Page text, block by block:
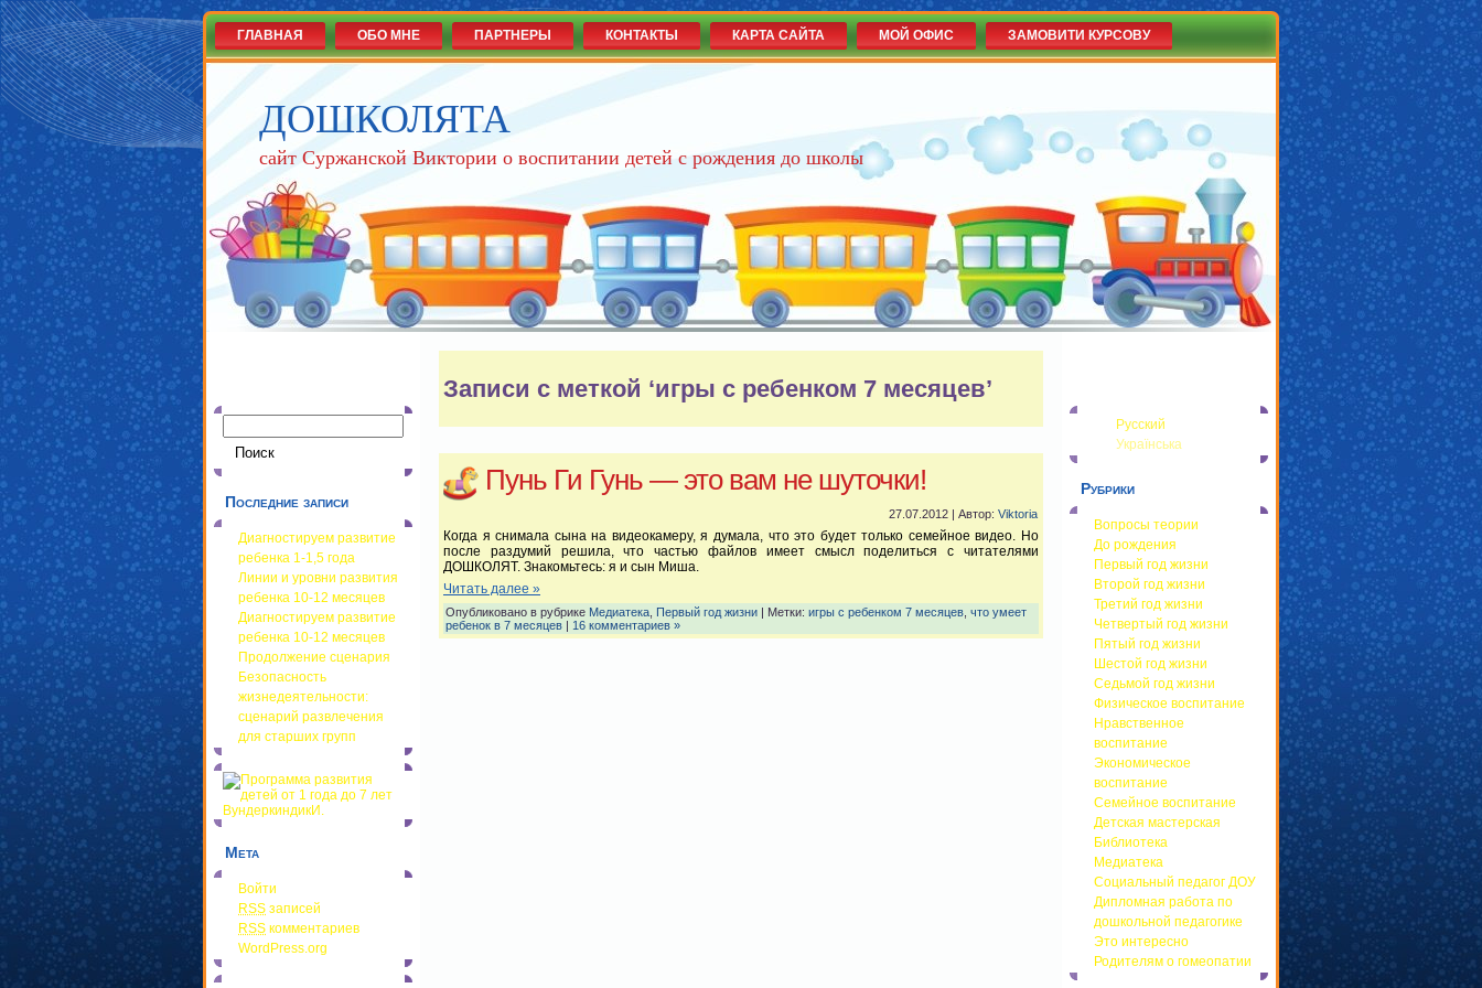
ДОШКОЛЯТА
сайт Суржанской Виктории о воспитании детей с рождения до школы
ГЛАВНАЯ ОБО МНЕ ПАРТНЕРЫ КОНТАКТЫ КАРТА САЙТА МОЙ ОФИС ЗАМОВИТИ КУРСОВУ
Последние записи
Диагностируем развитие
ребенка 1-1,5 года
Линии и уровни развития
ребенка 10-12 месяцев
Диагностируем развитие
ребенка 10-12 месяцев
Продолжение сценария
Безопасность
жизнедеятельности:
сценарий развлечения
для старших групп
Мета
Войти
RSS записей
RSS комментариев
WordPress.org
Записи с меткой ‘игры с ребенком 7 месяцев’
Пунь Ги Гунь — это вам не шуточки!
27.07.2012 | Автор: Viktoria
Когда я снимала сына на видеокамеру, я думала, что это будет только семейное видео. Но
после раздумий решила, что частью файлов имеет смысл поделиться с читателями
ДОШКОЛЯТ. Знакомьтесь: я и сын Миша.
Читать далее »
Опубликовано в рубрике Медиатека Первый год жизни | Метки: игры с ребенком 7 месяцев что умеет
ребенок в 7 месяцев | 16 комментариев »
Русский
Українська
Рубрики
Вопросы теории
До рождения
Первый год жизни
Второй год жизни
Третий год жизни
Четвертый год жизни
Пятый год жизни
Шестой год жизни
Седьмой год жизни
Физическое воспитание
Нравственное
воспитание
Экономическое
воспитание
Семейное воспитание
Детская мастерская
Библиотека
Медиатека
Социальный педагог ДОУ
Дипломная работа по
дошкольной педагогике
Это интересно
Родителям о гомеопатии